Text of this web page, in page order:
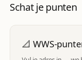
Schat je punten
📐 WWS-